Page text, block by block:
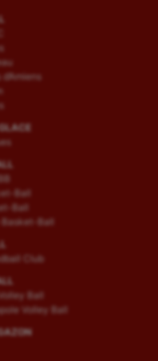
Ball
Ball
Ball
Club
Ball
Volley Ball